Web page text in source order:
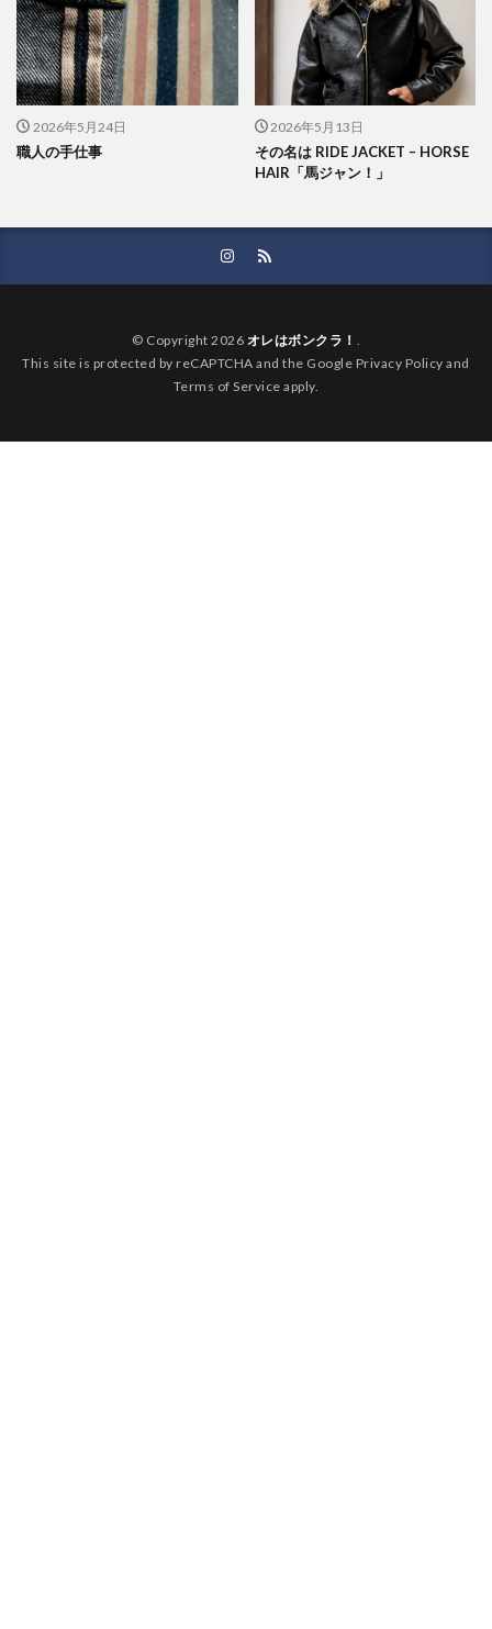
2026年5月24日
職人の手仕事
2026年5月13日
その名は RIDE JACKET – HORSE
HAIR「馬ジャン！」
© Copyright 2026 オレはボンクラ！ .
This site is protected by reCAPTCHA and the Google Privacy Policy and
Terms of Service apply.